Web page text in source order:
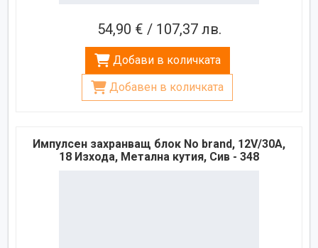
54,90 € / 107,37 лв.
Добави в количката
Добавен в количката
Импулсен захранващ блок No brand, 12V/30A,
18 Изхода, Метална кутия, Сив - 348